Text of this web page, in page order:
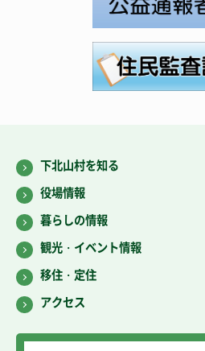
下北山村を知る
役場情報
暮らしの情報
観光・イベント情報
移住・定住
アクセス